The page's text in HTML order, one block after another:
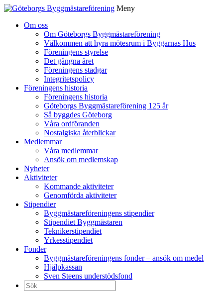
Meny
Om oss
Om Göteborgs Byggmästareförening
Välkommen att hyra mötesrum i Byggarnas Hus
Föreningens styrelse
Det gångna året
Föreningens stadgar
Integritetspolicy
Föreningens historia
Föreningens historia
Göteborgs Byggmästareförening 125 år
Så byggdes Göteborg
Våra ordföranden
Nostalgiska återblickar
Medlemmar
Våra medlemmar
Ansök om medlemskap
Nyheter
Aktiviteter
Kommande aktiviteter
Genomförda aktiviteter
Stipendier
Byggmästareföreningens stipendier
Stipendiet Byggmästaren
Teknikerstipendiet
Yrkesstipendiet
Fonder
Byggmästareföreningens fonder – ansök om medel
Hjälpkassan
Sven Steens understödsfond
Sök
efter: